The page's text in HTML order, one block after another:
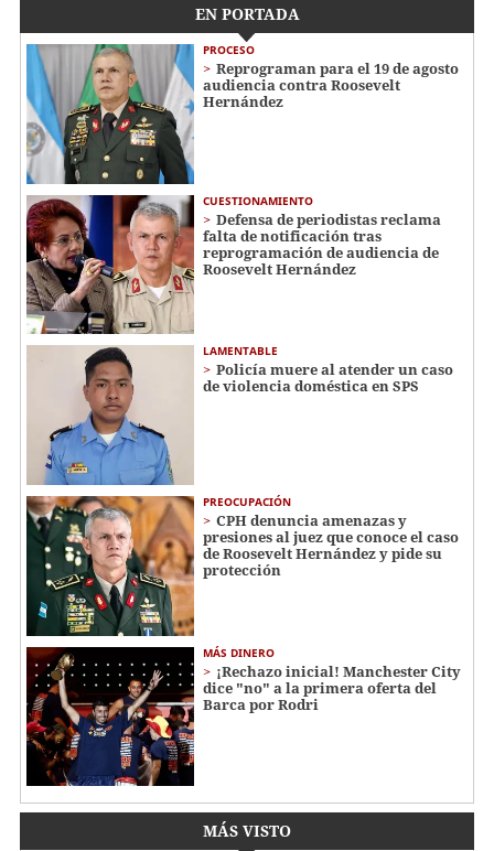
EN PORTADA
PROCESO
Reprograman para el 19 de agosto
audiencia contra Roosevelt
Hernández
CUESTIONAMIENTO
Defensa de periodistas reclama
falta de notificación tras
reprogramación de audiencia de
Roosevelt Hernández
LAMENTABLE
Policía muere al atender un caso
de violencia doméstica en SPS
PREOCUPACIÓN
CPH denuncia amenazas y
presiones al juez que conoce el caso
de Roosevelt Hernández y pide su
protección
MÁS DINERO
¡Rechazo inicial! Manchester City
dice "no" a la primera oferta del
Barca por Rodri
MÁS VISTO